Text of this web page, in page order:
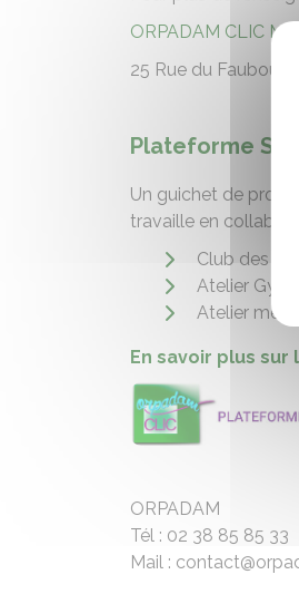
ORPADAM CLIC
25 Rue du
Plateforme
Un guichet de
travaille en
Club des
Atelier Gym
Atelier
En savoir plus
ORPADAM
Tél : 02 38 85 85 33
Mail :